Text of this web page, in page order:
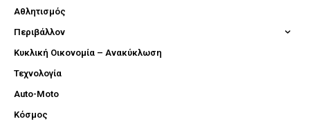
Αθλητισμός
Περιβάλλον
Κυκλική Οικονομία – Ανακύκλωση
Τεχνολογία
Auto-Moto
Κόσμος